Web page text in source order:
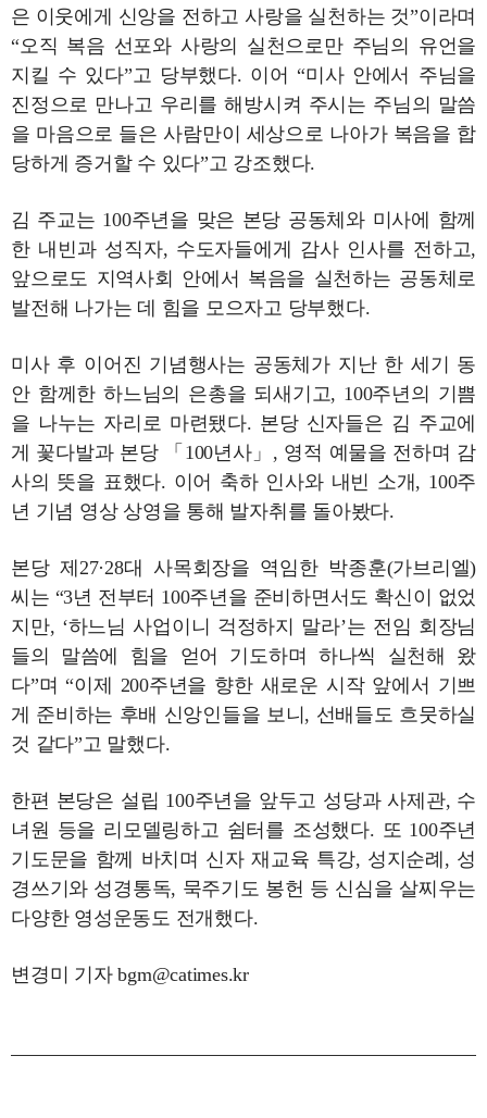
은 이웃에게 신앙을 전하고 사랑을 실천하는 것”이라며
“오직 복음 선포와 사랑의 실천으로만 주님의 유언을
지킬 수 있다”고 당부했다. 이어 “미사 안에서 주님을
진정으로 만나고 우리를 해방시켜 주시는 주님의 말씀
을 마음으로 들은 사람만이 세상으로 나아가 복음을 합
당하게 증거할 수 있다”고 강조했다.
김 주교는 100주년을 맞은 본당 공동체와 미사에 함께
한 내빈과 성직자, 수도자들에게 감사 인사를 전하고,
앞으로도 지역사회 안에서 복음을 실천하는 공동체로
발전해 나가는 데 힘을 모으자고 당부했다.
미사 후 이어진 기념행사는 공동체가 지난 한 세기 동
안 함께한 하느님의 은총을 되새기고, 100주년의 기쁨
을 나누는 자리로 마련됐다. 본당 신자들은 김 주교에
게 꽃다발과 본당 「100년사」, 영적 예물을 전하며 감
사의 뜻을 표했다. 이어 축하 인사와 내빈 소개, 100주
년 기념 영상 상영을 통해 발자취를 돌아봤다.
본당 제27·28대 사목회장을 역임한 박종훈(가브리엘)
씨는 “3년 전부터 100주년을 준비하면서도 확신이 없었
지만, ‘하느님 사업이니 걱정하지 말라’는 전임 회장님
들의 말씀에 힘을 얻어 기도하며 하나씩 실천해 왔
다”며 “이제 200주년을 향한 새로운 시작 앞에서 기쁘
게 준비하는 후배 신앙인들을 보니, 선배들도 흐뭇하실
것 같다”고 말했다.
한편 본당은 설립 100주년을 앞두고 성당과 사제관, 수
녀원 등을 리모델링하고 쉼터를 조성했다. 또 100주년
기도문을 함께 바치며 신자 재교육 특강, 성지순례, 성
경쓰기와 성경통독, 묵주기도 봉헌 등 신심을 살찌우는
다양한 영성운동도 전개했다.
변경미 기자 bgm@catimes.kr